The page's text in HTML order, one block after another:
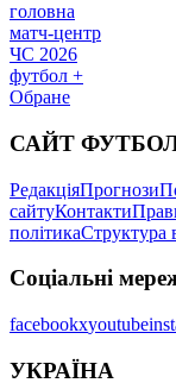
головна
матч-центр
ЧС 2026
футбол +
Обране
САЙТ ФУТБОЛ
РедакціяПрогнози
сайтуКонтакти
політикаСтруктура
Соціальні
facebookxyoutube
УКРАЇНА